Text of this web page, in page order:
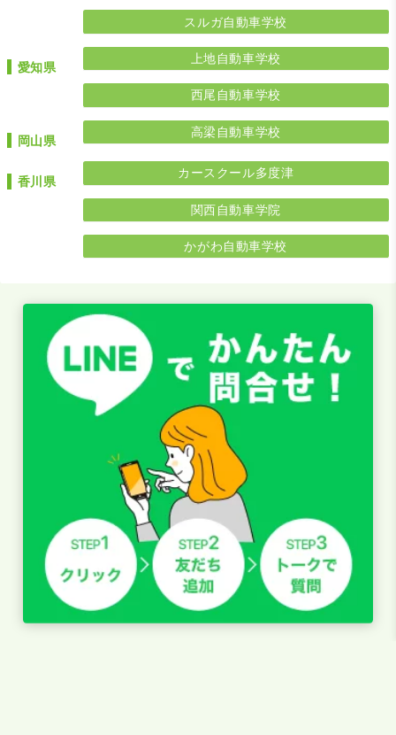
スルガ自動車学校
愛知県
上地自動車学校
西尾自動車学校
岡山県
高梁自動車学校
香川県
カースクール多度津
関西自動車学院
かがわ自動車学校